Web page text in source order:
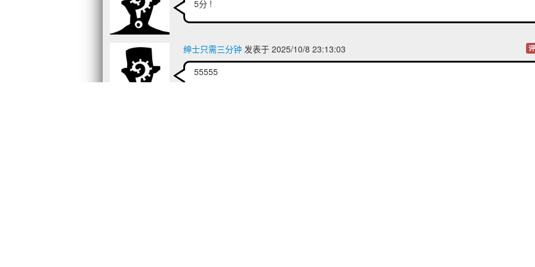
5分 !
绅士只需三分钟发表于 2025/10/8 23:13:03
55555